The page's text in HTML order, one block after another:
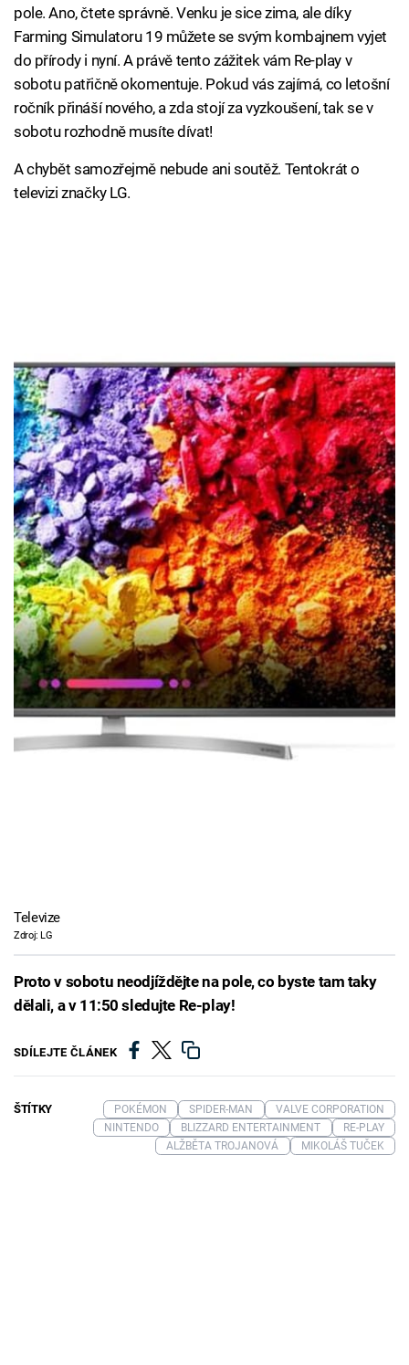
pole. Ano, čtete správně. Venku je sice zima, ale díky
Farming Simulatoru 19 můžete se svým kombajnem vyjet
do přírody i nyní. A právě tento zážitek vám Re-play v
sobotu patřičně okomentuje. Pokud vás zajímá, co letošní
ročník přináší nového, a zda stojí za vyzkoušení, tak se v
sobotu rozhodně musíte dívat!
A chybět samozřejmě nebude ani soutěž. Tentokrát o
televizi značky LG.
Televize
Zdroj: LG
Proto v sobotu neodjíždějte na pole, co byste tam taky
dělali, a v 11:50 sledujte Re-play!
SDÍLEJTE ČLÁNEK
ŠTÍTKY POKÉMON SPIDER-MAN
VALVE CORPORATION
NINTENDO
BLIZZARD ENTERTAINMENT
RE-PLAY
ALŽBĚTA TROJANOVÁ
MIKOLÁŠ TUČEK